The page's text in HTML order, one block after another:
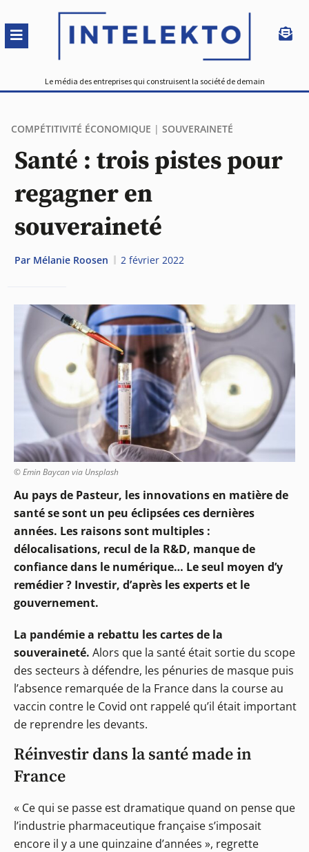
Le média des entreprises qui construisent la société de demain
COMPÉTITIVITÉ ÉCONOMIQUE | SOUVERAINETÉ
Santé : trois pistes pour
regagner en
souveraineté
Par Mélanie Roosen 2 février 2022
© Emin Baycan via Unsplash
Au pays de Pasteur, les innovations en matière de
santé se sont un peu éclipsées ces dernières
années. Les raisons sont multiples :
délocalisations, recul de la R&D, manque de
confiance dans le numérique… Le seul moyen d’y
remédier ? Investir, d’après les experts et le
gouvernement.
La pandémie a rebattu les cartes de la
souveraineté. Alors que la santé était sortie du scope
des secteurs à défendre, les pénuries de masque puis
l’absence remarquée de la France dans la course au
vaccin contre le Covid ont rappelé qu’il était important
de reprendre les devants.
Réinvestir dans la santé made in
France
« Ce qui se passe est dramatique quand on pense que
l’industrie pharmaceutique française s’imposait
encore il y a une quinzaine d’années », regrette